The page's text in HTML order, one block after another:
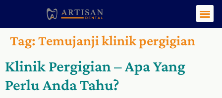
Tag: Temujanji klinik pergigian
Klinik Pergigian – Apa Yang
Perlu Anda Tahu?